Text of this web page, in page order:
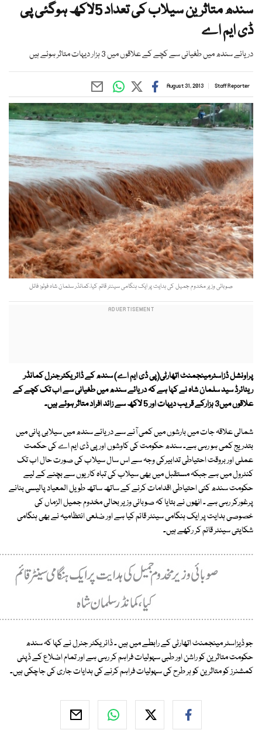
سندھ متاثرین سیلاب کی تعداد 5لاکھ ہوگئی پی
ڈی ایم اے
دریائے سندھ میں طغیانی سے کچے کے علاقوں میں 3 ہزار دیہات متاثر ہوئے ہیں
Staff Reporter
August 31, 2013
صوبائی وزیر مخدوم جمیل کی ہدایت پر ایک ہنگامی سینٹر قائم کیا،کمانڈر سلمان شاہ فوٹو: فائل
پراونشل ڈزاسٹرمینجمنٹ اتھارٹی(پی ڈی ایم اے) سندھ کے ڈائریکٹرجنرل کمانڈر
ریٹائرڈ سید سلمان شاہ نے کہا ہے کہ دریائے سندھ میں طغیانی سے اب تک کچے کے
علاقوں میں3 ہزارکے قریب دیہات اور 5 لاکھ سے زائد افراد متاثر ہوئے ہیں۔
شمالی علاقہ جات میں بارشوں میں کمی آنے سے دریائے سندھ میں سیلابی پانی میں
بتدریج کمی ہو رہی ہے۔ سندھ حکومت کی کاوشوں اورپی ڈی ایم اے کی حکمت
عملی اور بروقت احتیاطی تدابیرکی وجہ سے اس سال سیلاب کی صورت حال اب تک
کنٹرول میں ہے جبکہ مستقبل میں بھی سیلاب کی تباہ کاریوں سے بچنے کے لیے
حکومت سندھ کئی احتیاطی اقدامات کرنے کے ساتھ ساتھ طویل المعیاد پالیسی بنانے
پرغورکر رہی ہے ۔ انھوں نے بتایا کہ صوبائی وزیر بحالی مخدوم جمیل الزماں کی
خصوصی ہدایت پر ایک ہنگامی سینٹر قائم کیا ہے اور ضلعی انتظامیہ نے بھی ہنگامی
شکایتی سینٹر قائم کر رکھے ہیں۔
جو ڈیزاسٹر مینجمنٹ اتھارٹی کے رابطے میں ہیں ۔ ڈائریکٹر جنرل نے کہا کہ سندھ
حکومت متاثرین کو راشن اور طبی سہولیات فراہم کر رہی ہے اور تمام اضلاع کے ڈپٹی
کمشنرز کو متاثرین کو ہر طرح کی سہولیات فراہم کرنے کی ہدایات جاری کی جاچکی ہیں۔